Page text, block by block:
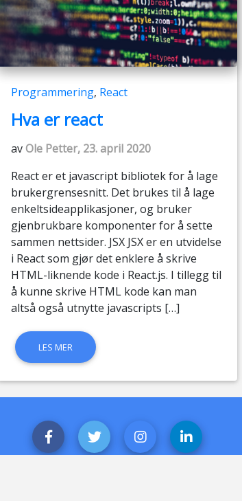
Programmering, React
Hva er react
avOle Petter, 23. april 2020
React er et javascript bibliotek for å lage
brukergrensesnitt. Det brukes til å lage
enkeltsideapplikasjoner, og bruker
gjenbrukbare komponenter for å sette
sammen nettsider. JSX JSX er en utvidelse
i React som gjør det enklere å skrive
HTML-liknende kode i React.js. I tillegg til
å kunne skrive HTML kode kan man
altså også utnytte javascripts […]
LES MER